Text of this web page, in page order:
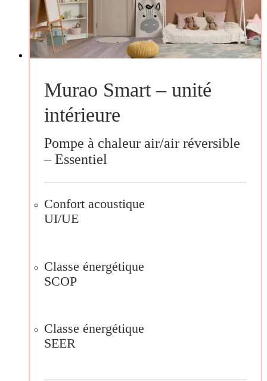
Murao Smart – unité
intérieure
Pompe à chaleur air/air réversible
– Essentiel
Confort acoustique
UI/UE
Classe énergétique
SCOP
Classe énergétique
SEER